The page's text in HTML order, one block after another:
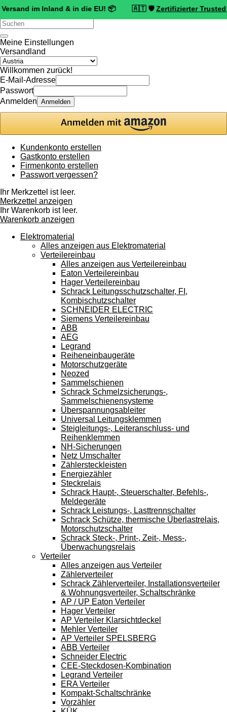
im Inland & in die EU! 📦 🇦🇹 🛡️ Zertifizierter Trusted Shops
Verwende
die
oben
und
unten,
um
das
Ergebnis
auszuwählen.
Eingabetaste,
zum
ausgewählten
können
Touch-
und
Streichgesten
verwenden.
Meine Einstellungen
Versandland
Willkommen zurück!
E-Mail-Adresse
Passwort
Anmelden Anmelden
Kundenkonto erstellen
Gastkonto erstellen
Firmenkonto erstellen
Passwort vergessen?
Ihr Merkzettel ist leer.
Merkzettel anzeigen
Ihr Warenkorb ist leer.
Warenkorb anzeigen
Elektromaterial
Alles anzeigen aus Elektromaterial
Verteilereinbau
Alles anzeigen aus Verteilereinbau
Eaton Verteilereinbau
Hager Verteilereinbau
Schrack Leitungsschutzschalter, FI,
Kombischutzschalter
SCHNEIDER ELECTRIC
Siemens Verteilereinbau
ABB
AEG
Legrand
Reiheneinbaugeräte
Motorschutzgeräte
Neozed
Sammelschienen
Schrack Schmelzsicherungs-,
Sammelschienensysteme
Überspannungsableiter
Universal Leitungsklemmen
Steigleitungs-, Leiteranschluss- und
Reihenklemmen
NH-Sicherungen
Netz Umschalter
Zählersteckleisten
Energiezähler
Steckrelais
Schrack Haupt-, Steuerschalter, Befehls-,
Meldegeräte
Schrack Leistungs-, Lasttrennschalter
Schrack Schütze, thermische Überlastrelais,
Motorschutzschalter
Schrack Steck-, Print-, Zeit-, Mess-,
Überwachungsrelais
Verteiler
Alles anzeigen aus Verteiler
Zählerverteiler
Schrack Zählerverteiler, Installationsverteiler
& Wohnungsverteiler, Schaltschränke
AP / UP Eaton Verteiler
Hager Verteiler
AP Verteiler Klarsichtdeckel
Mehler Verteiler
AP Verteiler SPELSBERG
ABB Verteiler
Schneider Electric
CEE-Steckdosen-Kombination
Legrand Verteiler
ERA Verteiler
Kompakt-Schaltschränke
Vorzähler